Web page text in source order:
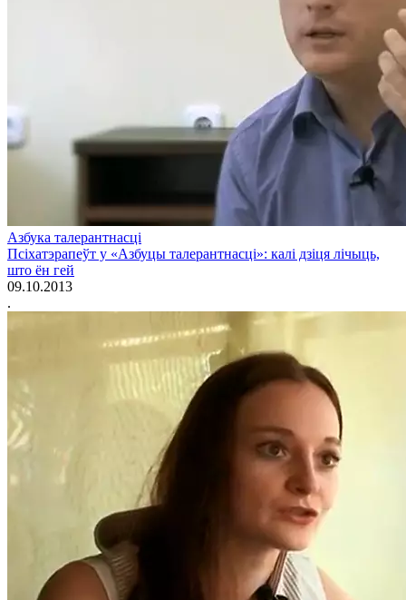
Азбука талерантнасці
Псіхатэрапеўт у «Азбуцы талерантнасці»: калі дзіця лічыць,
што ён гей
09.10.2013
.